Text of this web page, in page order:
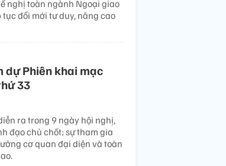
nghị toàn ngành Ngoại giao
đổi mới tư duy, nâng cao
dự Phiên khai mạc
33
ra trong 9 ngày hội nghị,
đạo chủ chốt; sự tham gia
cơ quan đại diện và toàn